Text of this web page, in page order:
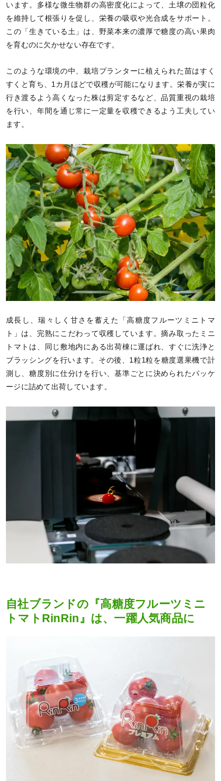
います。多様な微生物群の高密度化によって、土壌の団粒化
を維持して根張りを促し、栄養の吸収や光合成をサポート。
この「生きている土」は、野菜本来の濃厚で糖度の高い果肉
を育むのに欠かせない存在です。
このような環境の中、栽培プランターに植えられた苗はすく
すくと育ち、1カ月ほどで収穫が可能になります。栄養が実に
行き渡るよう高くなった株は剪定するなど、品質重視の栽培
を行い、年間を通じ常に一定量を収穫できるよう工夫してい
ます。
成長し、瑞々しく甘さを蓄えた「高糖度フルーツミニトマ
ト」は、完熟にこだわって収穫しています。摘み取ったミニ
トマトは、同じ敷地内にある出荷棟に運ばれ、すぐに洗浄と
ブラッシングを行います。その後、1粒1粒を糖度選果機で計
測し、糖度別に仕分けを行い、基準ごとに決められたパッケ
ージに詰めて出荷しています。
自社ブランドの『高糖度フルーツミニ
トマトRinRin』は、一躍人気商品に